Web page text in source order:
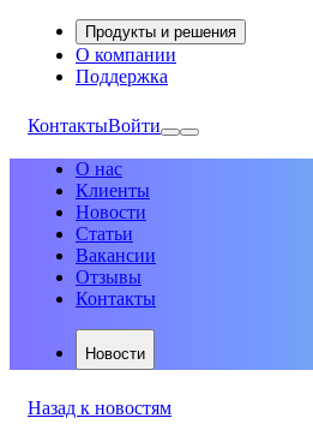
Продукты и решения
О компании
Поддержка
КонтактыВойти
О нас
Клиенты
Новости
Статьи
Вакансии
Отзывы
Контакты
Новости
Назад к новостям